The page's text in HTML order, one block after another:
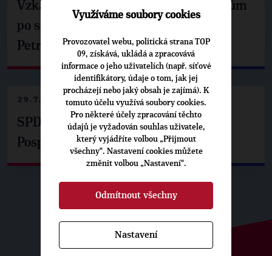
Vzkaz Matěje Ondřeje Havla příznivcům
po setkání s prezidentem republiky
Petrem Pavlem
29.7.2026
SPD už není ve zprávě o extremismu.
Pospíšil: Je tu pachuť
Využíváme soubory cookies
Provozovatel webu, politická strana TOP
09, získává, ukládá a zpracovává
informace o jeho uživatelích (např. síťové
identifikátory, údaje o tom, jak jej
procházejí nebo jaký obsah je zajímá). K
tomuto účelu využívá soubory cookies.
Pro některé účely zpracování těchto
údajů je vyžadován souhlas uživatele,
který vyjádříte volbou „Přijmout
všechny“. Nastavení cookies můžete
změnit volbou „Nastavení“.
Odmítnout všechny
Nastavení